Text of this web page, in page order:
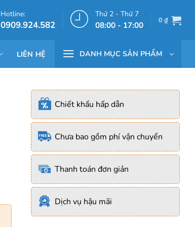
Hotline:
0909.924.582
Thứ 2 - Thứ 7
08:00 - 17:00 0₫
LIÊN HỆ DANH MỤC SẢN PHẨM
Chiết khấu hấp dẫn
Chưa bao gồm phí vận chuyển
Thanh toán đơn giản
Dịch vụ hậu mãi